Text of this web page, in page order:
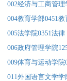
002经济与工商管理
004教育学部0451教
005法学院0351法律
006政府管理学院
009体育与运动学院
011外国语言文学学